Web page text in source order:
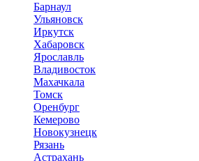
Барнаул
Ульяновск
Иркутск
Хабаровск
Ярославль
Владивосток
Махачкала
Томск
Оренбург
Кемерово
Новокузнецк
Рязань
Астрахань